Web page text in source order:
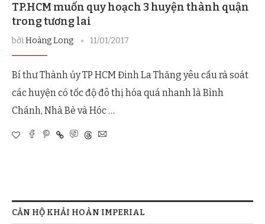
TP.HCM muốn quy hoạch 3 huyện thành quận
trong tương lai
bởiHoàng Long 11/01/2017
Bí thư Thành ủy TP HCM Đinh La Thăng yêu cầu rà soát
các huyện có tốc độ đô thị hóa quá nhanh là Bình
Chánh, Nhà Bè và Hóc …
CĂN HỘ KHẢI HOÀN IMPERIAL